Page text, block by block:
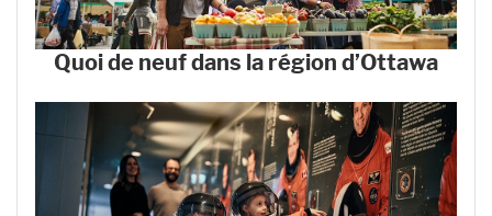
Quoi de neuf dans la région d’Ottawa